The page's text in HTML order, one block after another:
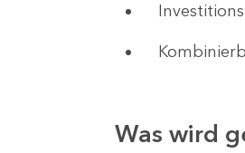
Was wird